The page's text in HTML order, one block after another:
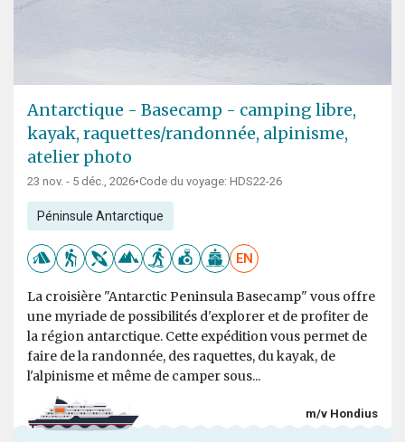
Antarctique - Basecamp - camping libre,
kayak, raquettes/randonnée, alpinisme,
atelier photo
23 nov. - 5 déc., 2026•Code du voyage: HDS22-26
Péninsule Antarctique
EN
La croisière "Antarctic Peninsula Basecamp" vous offre
une myriade de possibilités d'explorer et de profiter de
la région antarctique. Cette expédition vous permet de
faire de la randonnée, des raquettes, du kayak, de
l'alpinisme et même de camper sous...
m/v Hondius